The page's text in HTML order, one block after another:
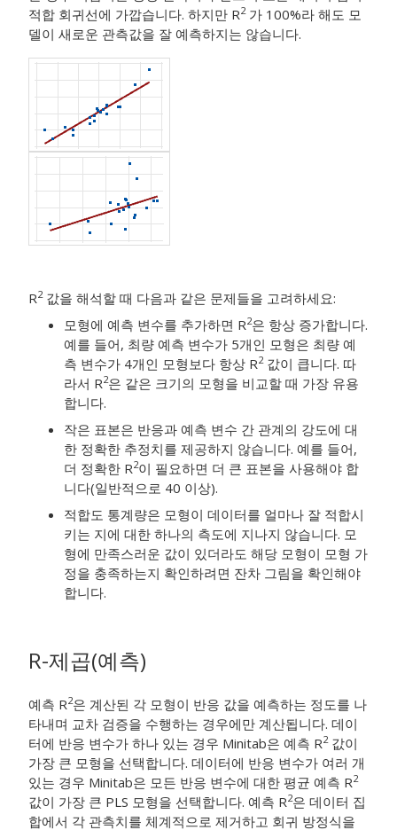
적합 회귀선에 가깝습니다. 하지만 R2가 100%라 해도 모
델이 새로운 관측값을 잘 예측하지는 않습니다.
R2값을 해석할 때 다음과 같은 문제들을 고려하세요:
모형에 예측 변수를 추가하면 R2은 항상 증가합니다.
예를 들어, 최량 예측 변수가 5개인 모형은 최량 예
측 변수가 4개인 모형보다 항상 R2값이 큽니다. 따
라서 R2은 같은 크기의 모형을 비교할 때 가장 유용
합니다.
작은 표본은 반응과 예측 변수 간 관계의 강도에 대
한 정확한 추정치를 제공하지 않습니다. 예를 들어,
더 정확한 R2이 필요하면 더 큰 표본을 사용해야 합
니다(일반적으로 40 이상).
적합도 통계량은 모형이 데이터를 얼마나 잘 적합시
키는 지에 대한 하나의 측도에 지나지 않습니다. 모
형에 만족스러운 값이 있더라도 해당 모형이 모형 가
정을 충족하는지 확인하려면 잔차 그림을 확인해야
합니다.
R-제곱(예측)
예측 R2은 계산된 각 모형이 반응 값을 예측하는 정도를 나
타내며 교차 검증을 수행하는 경우에만 계산됩니다. 데이
터에 반응 변수가 하나 있는 경우 Minitab은 예측 R2값이
가장 큰 모형을 선택합니다. 데이터에 반응 변수가 여러 개
있는 경우 Minitab은 모든 반응 변수에 대한 평균 예측 R2
값이 가장 큰 PLS 모형을 선택합니다. 예측 R2은 데이터 집
합에서 각 관측치를 체계적으로 제거하고 회귀 방정식을